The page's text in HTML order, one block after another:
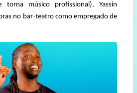
torna músico profissional), Yassin
no bar-teatro como empregado de